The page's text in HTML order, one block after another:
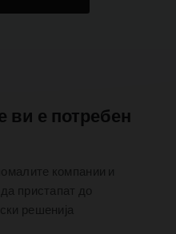
ви е потребен
компании и
пристапат до
решенија